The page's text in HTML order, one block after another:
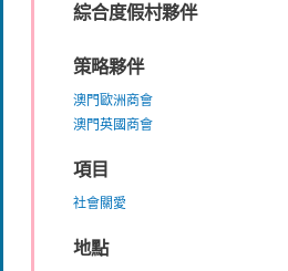
綜合度假村夥伴
策略夥伴
澳門歐洲商會
澳門英國商會
項目
社會關愛
地點